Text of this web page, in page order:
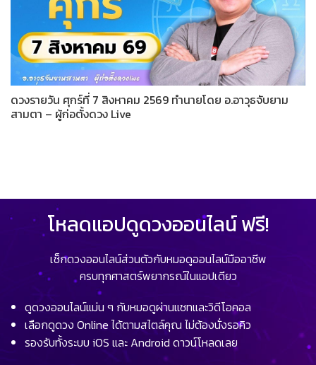
ดวงรายวัน ศุกร์ที่ 7 สิงหาคม 2569 ทำนายโดย อ.อาวุธจับยาม
สามตา – ผู้ก่อตั้งดวง Live
โหลดแอปดูดวงออนไลน์ ฟรี!
เช็กดวงออนไลน์ส่วนตัวกับหมอดูออนไลน์มืออาชีพ
ครบทุกศาสตร์พยากรณ์ในแอปเดียว
ดูดวงออนไลน์แม่น ๆ กับหมอดูผ่านแชทและวิดีโอคอล
เลือกดูดวง Online ได้ตามสไตล์คุณ ไม่ต้องนั่งรอคิว
รองรับทั้งระบบ iOS และ Android ดาวน์โหลดเลย